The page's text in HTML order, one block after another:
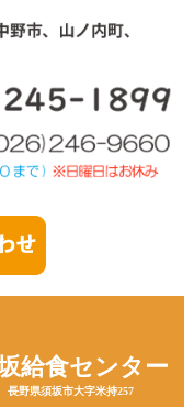
給食センター
長野県須坂市大字米持257